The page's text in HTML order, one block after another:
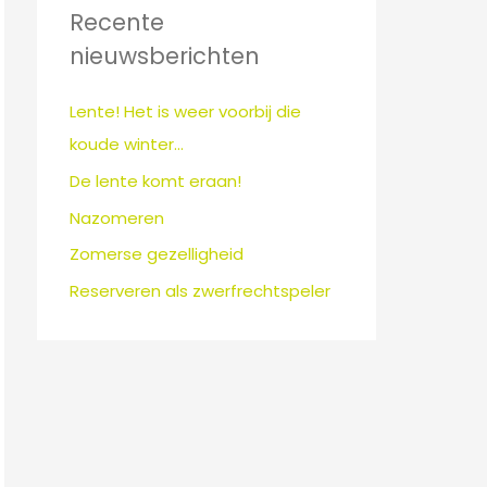
n
a
r
:
Recente
nieuwsberichten
Lente! Het is weer voorbij die
koude winter…
De lente komt eraan!
Nazomeren
Zomerse gezelligheid
Reserveren als zwerfrechtspeler